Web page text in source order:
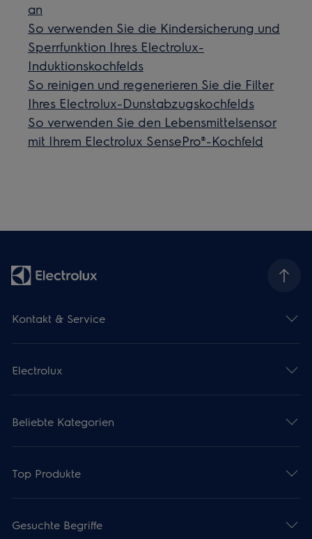
an
So verwenden Sie die Kindersicherung und
Sperrfunktion Ihres Electrolux-
Induktionskochfelds
So reinigen und regenerieren Sie die Filter
Ihres Electrolux-Dunstabzugskochfelds
So verwenden Sie den Lebensmittelsensor
mit Ihrem Electrolux SensePro®-Kochfeld
Kontakt & Service
Electrolux
Beliebte Kategorien
Top Produkte
Gesuchte Begriffe